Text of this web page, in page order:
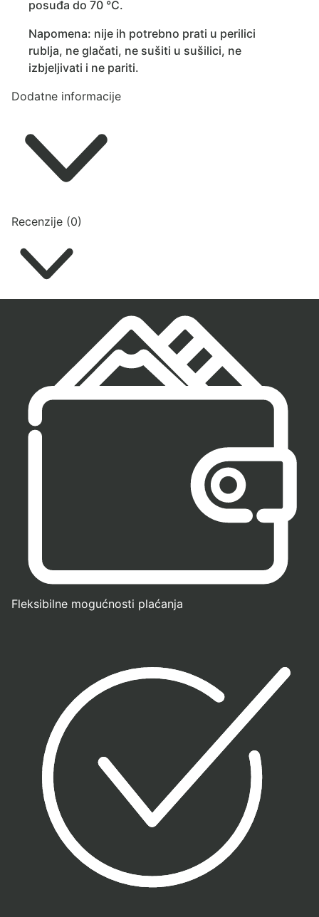
posuđa do 70 °C.
Napomena: nije ih potrebno prati u perilici
rublja, ne glačati, ne sušiti u sušilici, ne
izbjeljivati i ne pariti.
Dodatne informacije
Recenzije (0)
Fleksibilne mogućnosti plaćanja